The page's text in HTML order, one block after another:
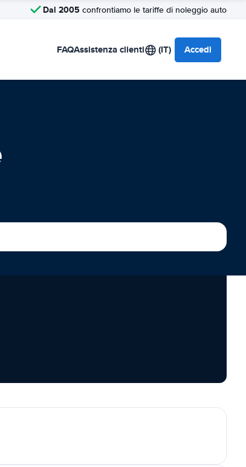
Dal 2005 confrontiamo le tariffe di noleggio auto
FAQAssistenza clienti (IT) Accedi